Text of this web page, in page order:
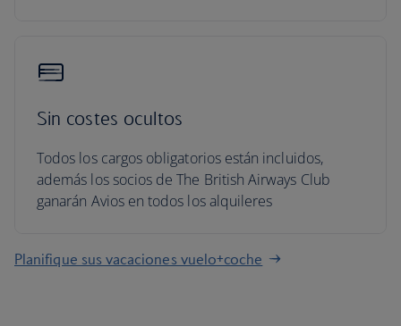
Sin costes ocultos
Todos los cargos obligatorios están incluidos,
además los socios de The British Airways Club
ganarán Avios en todos los alquileres
Planifique sus vacaciones vuelo+coche